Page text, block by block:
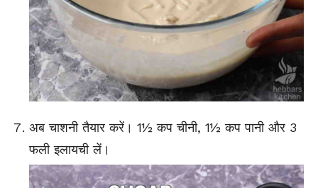
अब चाशनी तैयार करें। 1½ कप चीनी, 1½ कप पानी और 3
फली इलायची लें।